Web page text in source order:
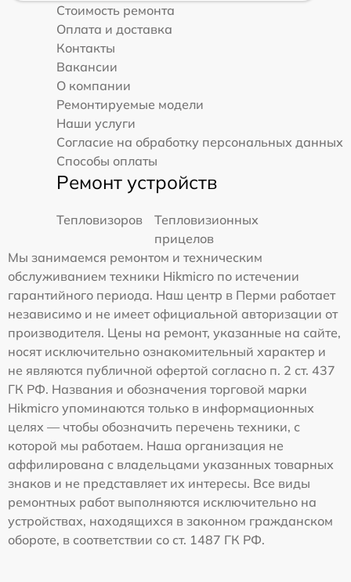
Стоимость ремонта
Оплата и доставка
Контакты
Вакансии
О компании
Ремонтируемые модели
Наши услуги
Согласие на обработку персональных данных
Способы оплаты
Ремонт устройств
Тепловизоров
Тепловизионных
прицелов
Мы занимаемся ремонтом и техническим
обслуживанием техники Hikmicro по истечении
гарантийного периода. Наш центр в Перми работает
независимо и не имеет официальной авторизации от
производителя. Цены на ремонт, указанные на сайте,
носят исключительно ознакомительный характер и
не являются публичной офертой согласно п. 2 ст. 437
ГК РФ. Названия и обозначения торговой марки
Hikmicro упоминаются только в информационных
целях — чтобы обозначить перечень техники, с
которой мы работаем. Наша организация не
аффилирована с владельцами указанных товарных
знаков и не представляет их интересы. Все виды
ремонтных работ выполняются исключительно на
устройствах, находящихся в законном гражданском
обороте, в соответствии со ст. 1487 ГК РФ.